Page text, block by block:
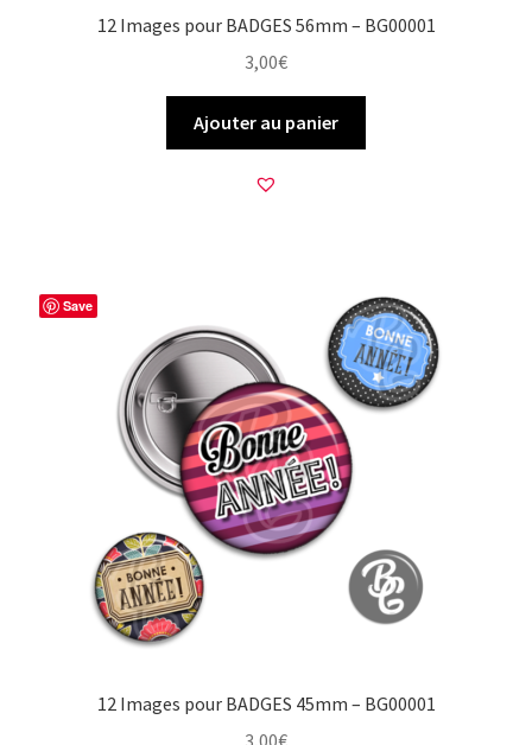
12 Images pour BADGES 56mm – BG00001
3,00€
Ajouter au panier
Save
12 Images pour BADGES 45mm – BG00001
3,00€